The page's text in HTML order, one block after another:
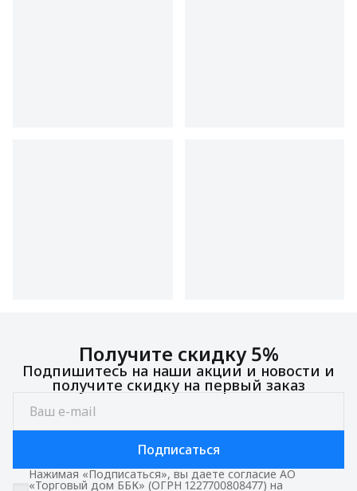
Получите скидку 5%
Подпишитесь на наши акции и новости и
получите скидку на первый заказ
Подписаться
Нажимая «Подписаться», вы даете согласие АО
«Торговый дом ББК» (ОГРН 1227700808477) на